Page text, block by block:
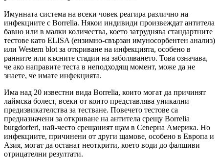
Имунната система на всеки човек реагира различно на
инфекциите с Borrelia. Някои индивиди произвеждат антитела
бавно или в малки количества, което затруднява стандартните
тестове като ELISA (ензимно-свързан имуносорбентен анализ)
или Western blot за откриване на инфекцията, особено в
ранните или късните стадии на заболяването. Това означава,
че ако направите теста в неподходящ момент, може да не
знаете, че имате инфекцията.
Има над 20 известни вида Borrelia, които могат да причинят
лаймска болест, всеки от които представлява уникални
предизвикателства за тестване. Повечето тестове са
предназначени за откриване на антитела срещу Borrelia
burgdorferi, най-често срещаният щам в Северна Америка. Но
инфекциите, причинени от други щамове, особено в Европа и
Азия, могат да останат неоткрити, което води до фалшиви
отрицателни резултати.